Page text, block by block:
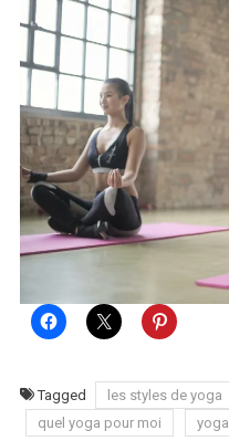
Tagged les styles de yoga
quel yoga pour moi
yoga